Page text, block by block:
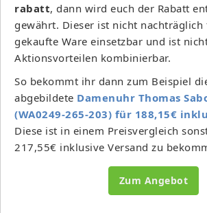
rabatt, dann wird euch der Rabatt
gewährt. Dieser ist nicht
gekaufte Ware einsetzbar und ist
Aktionsvorteilen kombinierbar.
So bekommt ihr dann zum Beispiel
abgebildete Damenuhr Thomas
(WA0249-265-203) für 188,15€
Diese ist in einem Preisvergleich
217,55€ inklusive Versand zu
Zum Angebot